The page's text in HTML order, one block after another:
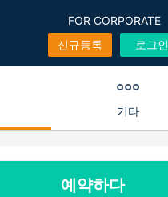
FOR CORPORATE
신규등록
로그인
기타
예약하다